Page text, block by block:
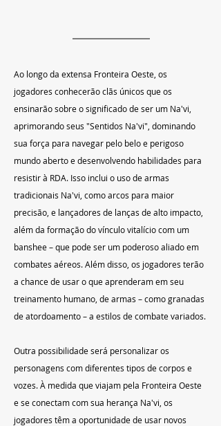
Ao longo da extensa Fronteira Oeste, os
jogadores conhecerão clãs únicos que os
ensinarão sobre o significado de ser um Na'vi,
aprimorando seus "Sentidos Na'vi", dominando
sua força para navegar pelo belo e perigoso
mundo aberto e desenvolvendo habilidades para
resistir à RDA. Isso inclui o uso de armas
tradicionais Na'vi, como arcos para maior
precisão, e lançadores de lanças de alto impacto,
além da formação do vínculo vitalício com um
banshee – que pode ser um poderoso aliado em
combates aéreos. Além disso, os jogadores terão
a chance de usar o que aprenderam em seu
treinamento humano, de armas – como granadas
de atordoamento – a estilos de combate variados.
Outra possibilidade será personalizar os
personagens com diferentes tipos de corpos e
vozes. À medida que viajam pela Fronteira Oeste
e se conectam com sua herança Na'vi, os
jogadores têm a oportunidade de usar novos